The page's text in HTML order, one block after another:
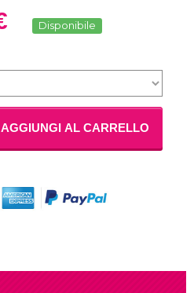
Disponibile
AGGIUNGI AL CARRELLO